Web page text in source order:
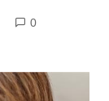
0